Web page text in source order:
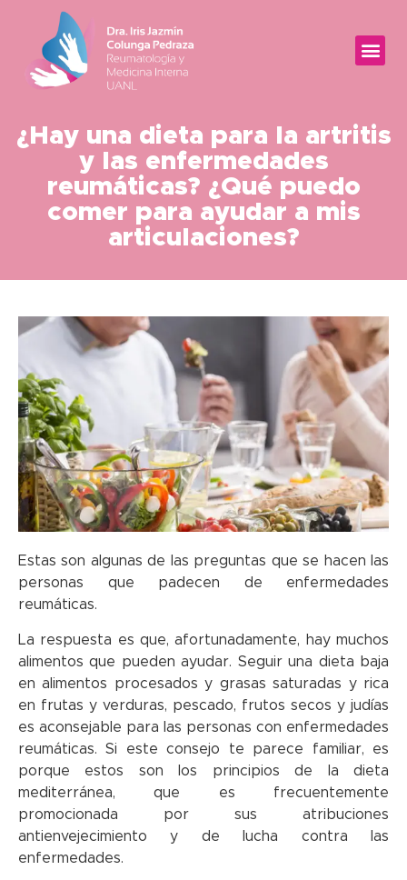
¿Hay una dieta para la artritis
y las enfermedades
reumáticas? ¿Qué puedo
comer para ayudar a mis
articulaciones?
Estas son algunas de las preguntas que se hacen las
personas que padecen de enfermedades
reumáticas.
La respuesta es que, afortunadamente, hay muchos
alimentos que pueden ayudar. Seguir una dieta baja
en alimentos procesados y grasas saturadas y rica
en frutas y verduras, pescado, frutos secos y judías
es aconsejable para las personas con enfermedades
reumáticas. Si este consejo te parece familiar, es
porque estos son los principios de la dieta
mediterránea, que es frecuentemente
promocionada por sus atribuciones
antienvejecimiento y de lucha contra las
enfermedades.